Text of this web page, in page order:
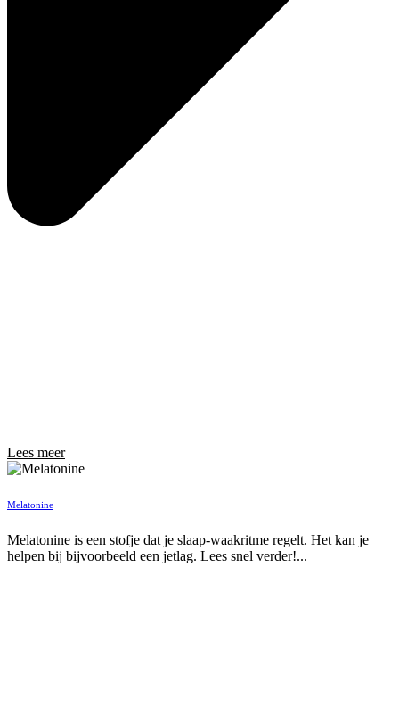
Lees meer
Melatonine
Melatonine is een stofje dat je slaap-waakritme regelt. Het kan je
helpen bij bijvoorbeeld een jetlag. Lees snel verder!...